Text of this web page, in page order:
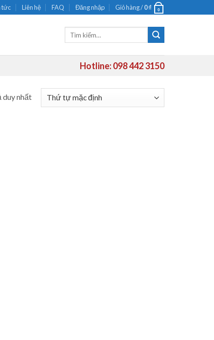
tức Liên hệ FAQ Đăng nhập Giỏ hàng /0₫ 0
Hotline: 098 442 3150
duy nhất